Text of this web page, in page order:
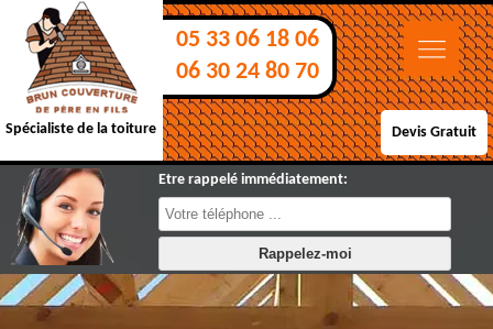
Spécialiste de la toiture
05 33 06 18 06
06 30 24 80 70
Devis Gratuit
Etre rappelé immédiatement: